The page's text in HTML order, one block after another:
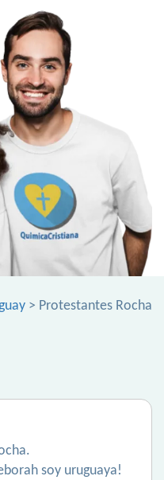
> Protestantes Rocha
soy uruguaya!